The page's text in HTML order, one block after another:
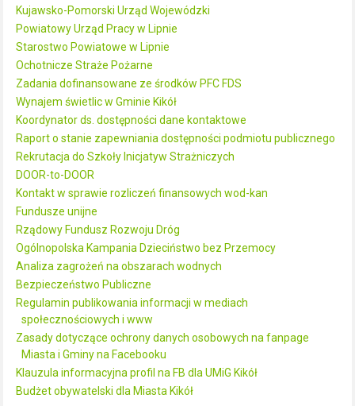
Kujawsko-Pomorski Urząd Wojewódzki
Powiatowy Urząd Pracy w Lipnie
Starostwo Powiatowe w Lipnie
Ochotnicze Straże Pożarne
Zadania dofinansowane ze środków PFC FDS
Wynajem świetlic w Gminie Kikół
Koordynator ds. dostępności dane kontaktowe
Raport o stanie zapewniania dostępności podmiotu publicznego
Rekrutacja do Szkoły Inicjatyw Strażniczych
DOOR-to-DOOR
Kontakt w sprawie rozliczeń finansowych wod-kan
Fundusze unijne
Rządowy Fundusz Rozwoju Dróg
Ogólnopolska Kampania Dzieciństwo bez Przemocy
Analiza zagrożeń na obszarach wodnych
Bezpieczeństwo Publiczne
Regulamin publikowania informacji w mediach
społecznościowych i www
Zasady dotyczące ochrony danych osobowych na fanpage
Miasta i Gminy na Facebooku
Klauzula informacyjna profil na FB dla UMiG Kikół
Budżet obywatelski dla Miasta Kikół